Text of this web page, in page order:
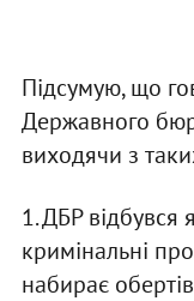
Підсумую, що
Державного
виходячи з
1. ДБР відбувся
кримінальні
набирає